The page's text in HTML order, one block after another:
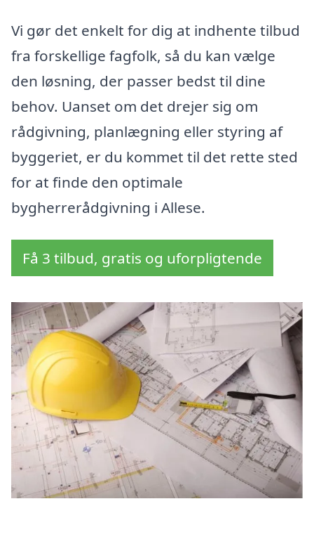
Vi gør det enkelt for dig at indhente tilbud
fra forskellige fagfolk, så du kan vælge
den løsning, der passer bedst til dine
behov. Uanset om det drejer sig om
rådgivning, planlægning eller styring af
byggeriet, er du kommet til det rette sted
for at finde den optimale
bygherrerådgivning i Allese.
Få 3 tilbud, gratis og uforpligtende